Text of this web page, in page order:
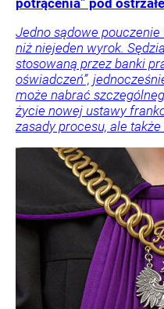
Jedno sądowe pouczenie
niż niejeden wyrok.
stosowaną przez banki
oświadczeń”,
może nabrać
życie nowej ustawy
zasady procesu, ale